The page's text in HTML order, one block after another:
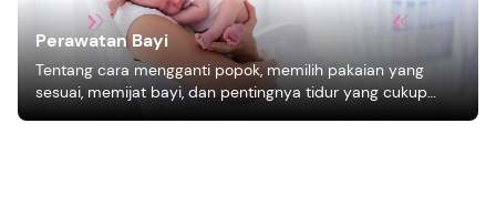
Perawatan Bayi
Tentang cara mengganti popok, memilih pakaian yang
sesuai, memijat bayi, dan pentingnya tidur yang cukup
bagi pertumbuhan bayi.